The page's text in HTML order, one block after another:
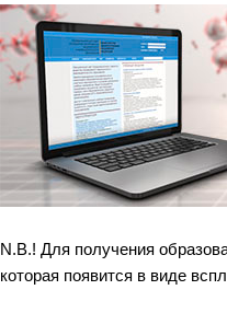
N.B.! Для получения
которая появится в виде